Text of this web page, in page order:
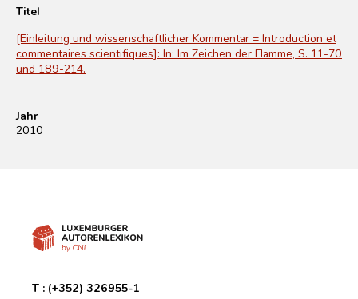
Titel
[Einleitung und wissenschaftlicher Kommentar = Introduction et
commentaires scientifiques]: In: Im Zeichen der Flamme, S. 11-70
und 189-214.
Jahr
2010
T : (+352) 326955-1